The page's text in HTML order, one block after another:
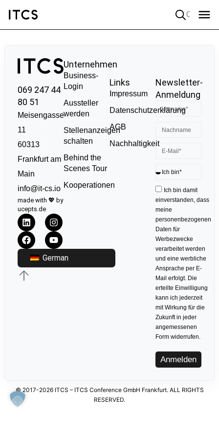
069 247 44
80 51
Meisengasse
11
60313
Frankfurt am
Main
info@it-cs.io
made with 💖 by
ucepts.de
German
Unternehmen
Business-
Login
Aussteller
werden
Stellenanzeigen
schalten
Behind the
Scenes Tour
Kooperationen
Links
Impressum
Datenschutzerklärung
AGB
Nachhaltigkeit
Newsletter-
Anmeldung
Ich bin damit
einverstanden, dass
meine
personenbezogenen
Daten für
Werbezwecke
verarbeitet werden
und eine werbliche
Ansprache per E-
Mail erfolgt. Die
erteilte Einwilligung
kann ich jederzeit
mit Wirkung für die
Zukunft in jeder
angemessenen
Form widerrufen.
Anmelden
© 2017-2026 ITCS – ITCS Conference GmbH Frankfurt. ALL RIGHTS
RESERVED.